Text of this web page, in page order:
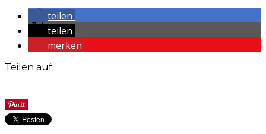
teilen
teilen
merken
Teilen auf: